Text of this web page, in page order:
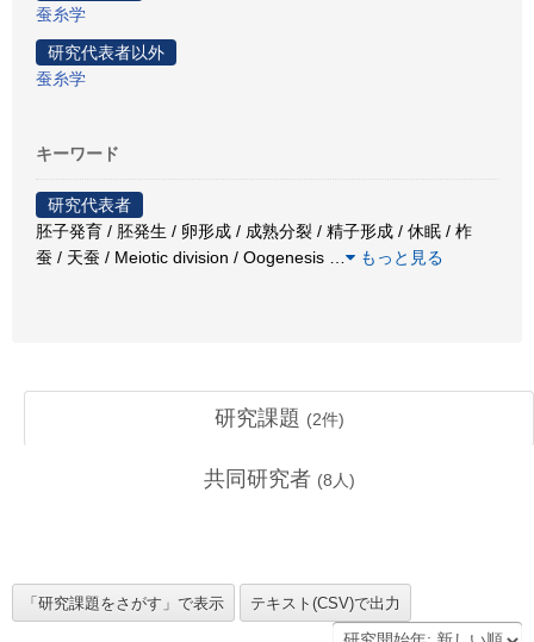
蚕糸学
研究代表者以外
蚕糸学
キーワード
研究代表者
胚子発育 / 胚発生 / 卵形成 / 成熟分裂 / 精子形成 / 休眠 / 柞
蚕 / 天蚕 / Meiotic division / Oogenesis
もっと見る
研究課題 (2件)
共同研究者 (8 人)